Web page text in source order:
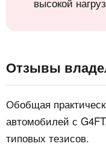
Отзывы
Обобщая
автомобилей с
типовых тезисов.